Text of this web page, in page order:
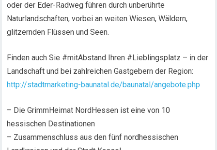
oder der Eder-Radweg führen durch unberührte
Naturlandschaften, vorbei an weiten Wiesen, Wäldern,
glitzernden Flüssen und Seen.
Finden auch Sie #mitAbstand Ihren #Lieblingsplatz – in der
Landschaft und bei zahlreichen Gastgebern der Region:
http://stadtmarketing-baunatal.de/baunatal/angebote.php
– Die GrimmHeimat NordHessen ist eine von 10
hessischen Destinationen
– Zusammenschluss aus den fünf nordhessischen